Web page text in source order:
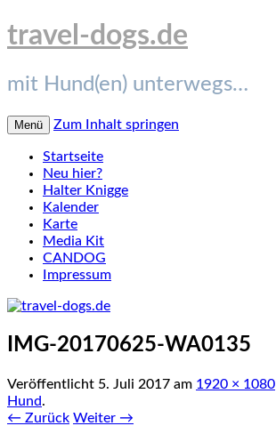
travel-dogs.de
mit Hund(en) unterwegs…
Menü Zum Inhalt springen
Startseite
Neu hier?
Halter Knigge
Kalender
Karte
Media Kit
CANDOG
Impressum
IMG-20170625-WA0135
Veröffentlicht 5. Juli 2017 am 1920 × 1080
Hund.
← Zurück Weiter →